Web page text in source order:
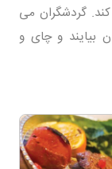
گردشگران می
بیایند و چای و